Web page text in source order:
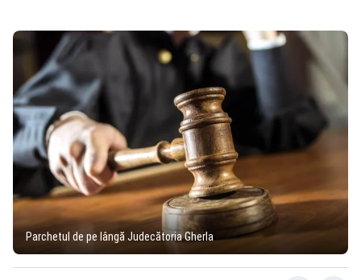
Parchetul de pe lângă Judecătoria Gherla